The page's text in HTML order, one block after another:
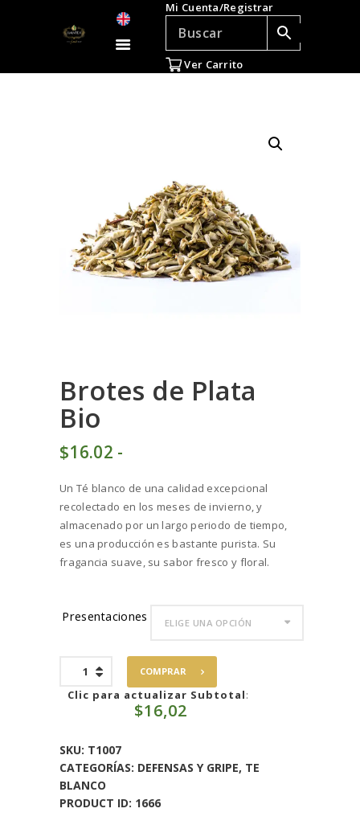
Mi Cuenta/Registrar
Ver Carrito
TÉ E INFUSIONES
ACCESORIOS
REGALOS
EN
Brotes de Plata
Bio
$16 02 -
precios:
desde
$160
2
9
Un Té blanco de una calidad excepcional
recolectado en los meses de invierno, y
almacenado por un largo periodo de tiempo,
es una producción es bastante purista. Su
fragancia suave, su sabor fresco y floral.
Presentaciones
Plata
COMPRAR
Clic para actualizar Subtotal:
$16,02
SKU: T1007
CATEGORÍAS: DEFENSAS Y GRIPE, TE
BLANCO
PRODUCT ID: 1666